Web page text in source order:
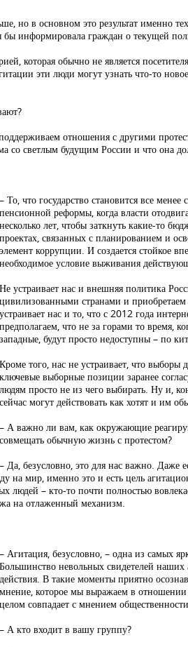
но в основном это результат именно
информировала граждан о текущей
которая обычно не является
эти люди могут узнать что-то
отношения с другими
со светлым будущим России и что она
– То, что государство становится все
пенсионной реформы, когда власти
несколько лет, чтобы заткнуть какие-то
проектах, связанных с планированием и
элемент коррупции. И создается стойкое
необходимое условие выживания
Не устраивает нас и внешняя политика
цивилизованными странами и
устраивает нас и то, что с 2012 года
предполагаем, что не за горами то время,
западные, будут просто недоступны – по
Кроме того, нас не устраивает, что выборы
ключевые выборные позиции заранее
людям просто не из чего выбирать. Ну и,
сейчас могут действовать как хотят и им
– А важно ли вам, как окружающие
совмещать обычную жизнь с протестом?
– Да, безусловно, это для нас важно. Даже
на мир, именно это и есть цель
– кто-то почти полностью
на отлаженный механизм.
– Агитация, безусловно, – одна из самых
Большинство невольных свидетелей
действия. В такие моменты приятно
мнение, которое мы выражаем в
целом совпадает с мнением
– А кто входит в вашу группу?